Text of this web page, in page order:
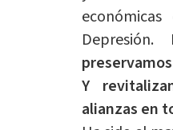
Depresión.
Y
alianzas en